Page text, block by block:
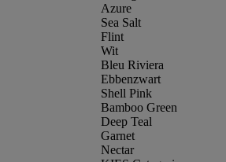
Azure
Sea Salt
Flint
Wit
Bleu Riviera
Ebbenzwart
Shell Pink
Bamboo Green
Deep Teal
Garnet
Nectar